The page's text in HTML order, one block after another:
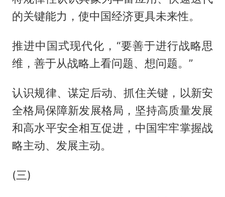
的关键能力，使中国经济更具未来性。
推进中国式现代化，“要善于进行战略思
维，善于从战略上看问题、想问题。”
认识规律、谋定后动、抓住关键，以新安
全格局保障新发展格局，坚持高质量发展
和高水平安全相互促进，中国牢牢掌握战
略主动、发展主动。
(三)